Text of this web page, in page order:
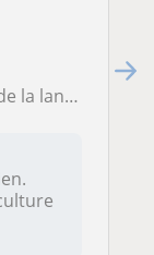
italienne.